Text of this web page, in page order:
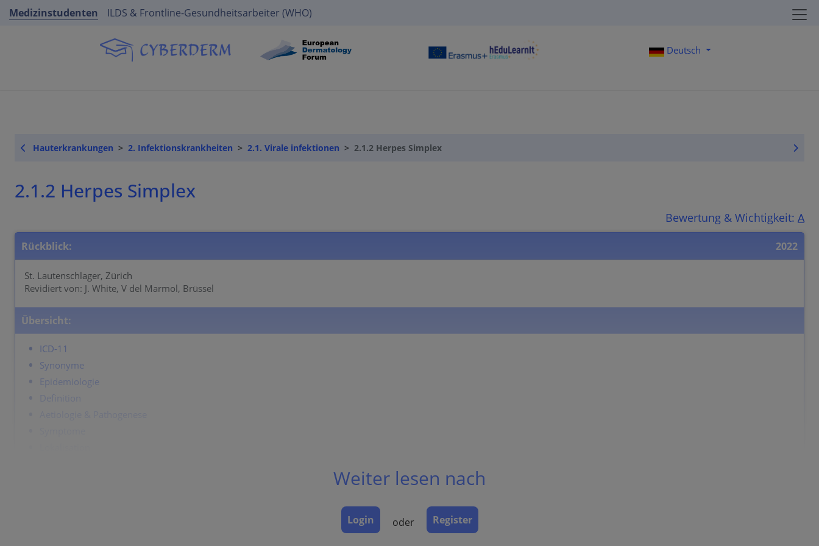
Medizinstudenten ILDS & Frontline-Gesundheitsarbeiter (WHO)
Deutsch
Hauterkrankungen 2. Infektionskrankheiten 2.1. Virale infektionen 2.1.2 Herpes Simplex
2.1.2 Herpes Simplex
Bewertung & Wichtigkeit: A
Rückblick: 2022
St. Lautenschlager, Zürich
Revidiert von: J. White, V del Marmol, Brüssel
Übersicht:
ICD-11
Synonyme
Epidemiologie
Definition
Weiter lesen nach
Login oder Register